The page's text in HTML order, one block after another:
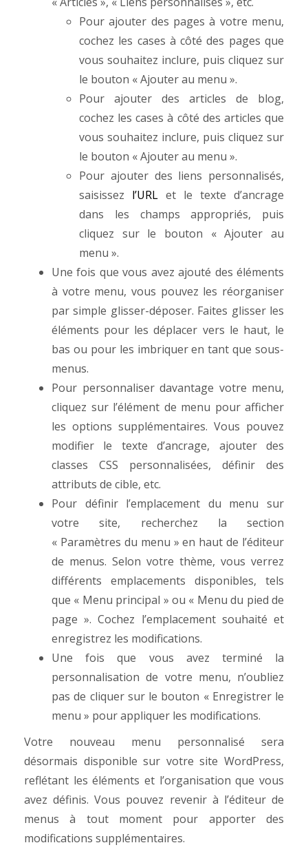
Pour ajouter des pages à votre menu,
cochez les cases à côté des pages que
vous souhaitez inclure, puis cliquez sur
le bouton « Ajouter au menu ».
Pour ajouter des articles de blog,
cochez les cases à côté des articles que
vous souhaitez inclure, puis cliquez sur
le bouton « Ajouter au menu ».
Pour ajouter des liens personnalisés,
saisissez l’URL et le texte d’ancrage
dans les champs appropriés, puis
cliquez sur le bouton « Ajouter au
menu ».
Une fois que vous avez ajouté des éléments
à votre menu, vous pouvez les réorganiser
par simple glisser-déposer. Faites glisser les
éléments pour les déplacer vers le haut, le
bas ou pour les imbriquer en tant que sous-
menus.
Pour personnaliser davantage votre menu,
cliquez sur l’élément de menu pour afficher
les options supplémentaires. Vous pouvez
modifier le texte d’ancrage, ajouter des
classes CSS personnalisées, définir des
attributs de cible, etc.
Pour définir l’emplacement du menu sur
votre site, recherchez la section
« Paramètres du menu » en haut de l’éditeur
de menus. Selon votre thème, vous verrez
différents emplacements disponibles, tels
que « Menu principal » ou « Menu du pied de
page ». Cochez l’emplacement souhaité et
enregistrez les modifications.
Une fois que vous avez terminé la
personnalisation de votre menu, n’oubliez
pas de cliquer sur le bouton « Enregistrer le
menu » pour appliquer les modifications.
Votre nouveau menu personnalisé sera
désormais disponible sur votre site WordPress,
reflétant les éléments et l’organisation que vous
avez définis. Vous pouvez revenir à l’éditeur de
menus à tout moment pour apporter des
modifications supplémentaires.